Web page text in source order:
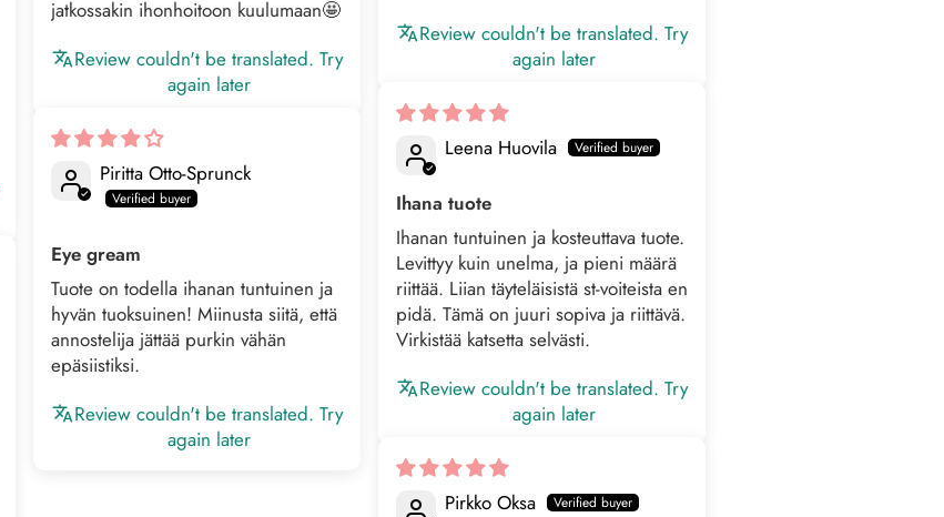
Review couldn't be translated. Try
again later
jatkossakin ihonhoitoon kuulumaan🤩
Review couldn't be translated. Try
again later
Leena Huovila
Ihana tuote
Ihanan tuntuinen ja kosteuttava tuote.
Levittyy kuin unelma, ja pieni määrä
riittää. Liian täyteläisistä st-voiteista en
pidä. Tämä on juuri sopiva ja riittävä.
Virkistää katsetta selvästi.
Review couldn't be translated. Try
again later
Piritta Otto-Sprunck
Eye gream
Tuote on todella ihanan tuntuinen ja
hyvän tuoksuinen! Miinusta siitä, että
annostelija jättää purkin vähän
epäsiistiksi.
Review couldn't be translated. Try
again later
Pirkko Oksa